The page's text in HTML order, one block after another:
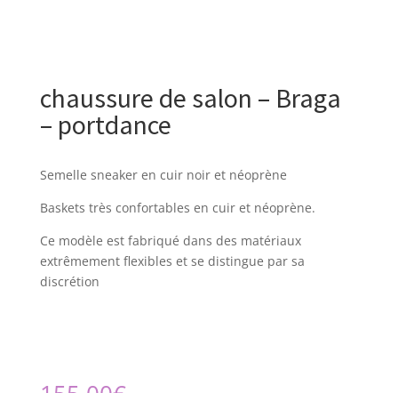
chaussure de salon – Braga
– portdance
Semelle sneaker en cuir noir et néoprène
Baskets très confortables en cuir et néoprène.
Ce modèle est fabriqué dans des matériaux
extrêmement flexibles et se distingue par sa
discrétion